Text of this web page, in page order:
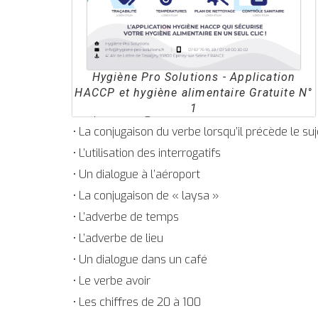
Programme
Les adjectifs démonstratifs pour le lointain
• Les adjectifs démonstratifs pour le lointain
• Les prépositions et les pronoms affixes
• La conjugaison du verbe lorsqu’il précède le
• L’utilisation des interrogatifs
• Un dialogue à l’aéroport
• La conjugaison de « laysa »
• L’adverbe de temps
• L’adverbe de lieu
• Un dialogue dans un café
• Le verbe avoir
• Les chiffres de 20 à 100
Hygiène Pro Solutions - Application
HACCP et hygiène alimentaire Gratuite N°
1